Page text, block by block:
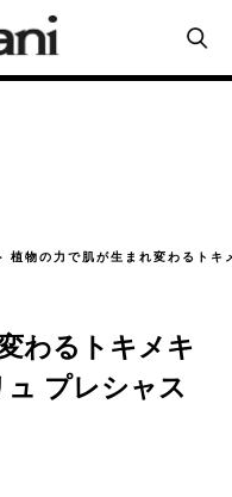
植物の力で肌が生まれ変わるト
わるトキメキ
プレシャス